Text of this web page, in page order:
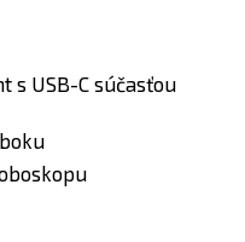
s USB-C súčasťou